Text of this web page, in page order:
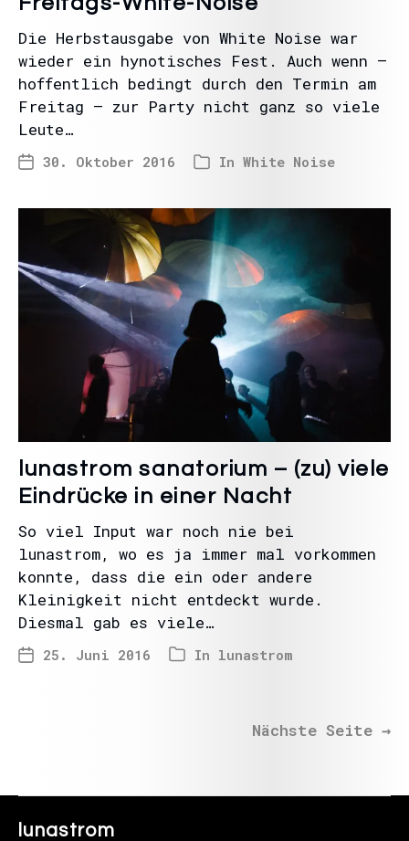
Die Herbstausgabe von White Noise war
wieder ein hynotisches Fest. Auch wenn –
hoffentlich bedingt durch den Termin am
Freitag – zur Party nicht ganz so viele
Leute…
30. Oktober 2016 In White Noise
lunastrom sanatorium – (zu) viele
Eindrücke in einer Nacht
So viel Input war noch nie bei
lunastrom, wo es ja immer mal vorkommen
konnte, dass die ein oder andere
Kleinigkeit nicht entdeckt wurde.
Diesmal gab es viele…
25. Juni 2016 In lunastrom
Nächste Seite →
lunastrom